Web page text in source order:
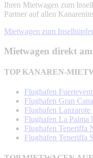
Ihren Mietwagen zum
Partner auf allen
Mietwagen zum
Mietwagen direkt
TOP KANAREN-
Flughafen
Flughafen Gran
Flughafen
Flughafen La Palma
Flughafen Teneriffa
Flughafen Teneriffa